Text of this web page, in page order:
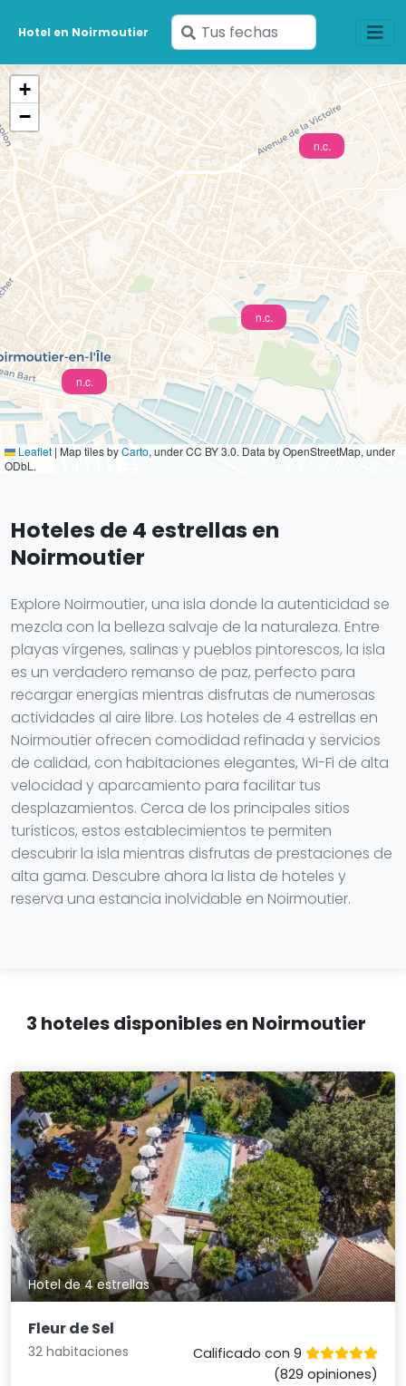
Hotel en Noirmoutier
Ingresa
tus
fechas
n.c.
n.c.
n.c.
+
−
Leaflet | Map tiles byCarto, under CC BY 3.0. Data by OpenStreetMap, under
ODbL.
Hoteles de 4 estrellas en
Noirmoutier
Explore Noirmoutier, una isla donde la autenticidad se
mezcla con la belleza salvaje de la naturaleza. Entre
playas vírgenes, salinas y pueblos pintorescos, la isla
es un verdadero remanso de paz, perfecto para
recargar energías mientras disfrutas de numerosas
actividades al aire libre. Los hoteles de 4 estrellas en
Noirmoutier ofrecen comodidad refinada y servicios
de calidad, con habitaciones elegantes, Wi-Fi de alta
velocidad y aparcamiento para facilitar tus
desplazamientos. Cerca de los principales sitios
turísticos, estos establecimientos te permiten
descubrir la isla mientras disfrutas de prestaciones de
alta gama. Descubre ahora la lista de hoteles y
reserva una estancia inolvidable en Noirmoutier.
3 hoteles disponibles en Noirmoutier
Hotel de 4 estrellas
Fleur de Sel
32 habitaciones
Calificado con 9
(829 opiniones)